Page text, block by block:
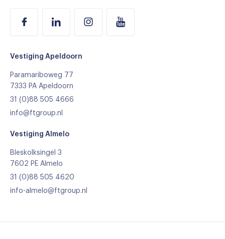
Vestiging Apeldoorn
Paramariboweg 77
7333 PA Apeldoorn
31 (0)88 505 4666
info@ftgroup.nl
Vestiging Almelo
Bleskolksingel 3
7602 PE Almelo
31 (0)88 505 4620
info-almelo@ftgroup.nl